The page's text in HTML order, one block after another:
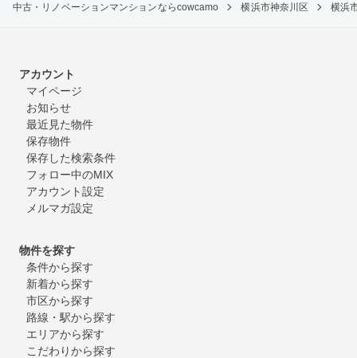
中古・リノベーションマンションならcowcamo 横浜市神奈川区 横浜
アカウント
マイページ
お知らせ
最近見た物件
保存物件
保存した検索条件
フォロー中のMIX
アカウント設定
メルマガ設定
物件を探す
条件から探す
新着から探す
市区から探す
路線・駅から探す
エリアから探す
こだわりから探す